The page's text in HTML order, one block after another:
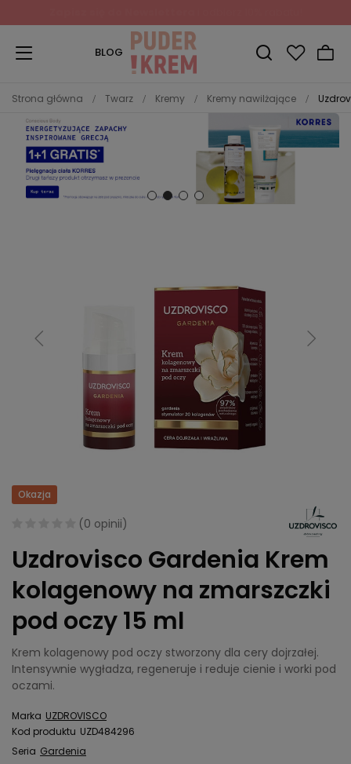
BLOG
Strona główna Twarz Kremy Kremy nawilżające
Okazja
(0 opinii)
Uzdrovisco Gardenia Krem
kolagenowy na zmarszczki
pod oczy 15 ml
Krem kolagenowy pod oczy stworzony dla cery dojrzałej.
Intensywnie wygładza, regeneruje i reduje cienie i worki pod
oczami.
Marka UZDROVISCO
Kod produktu UZD484296
Seria Gardenia